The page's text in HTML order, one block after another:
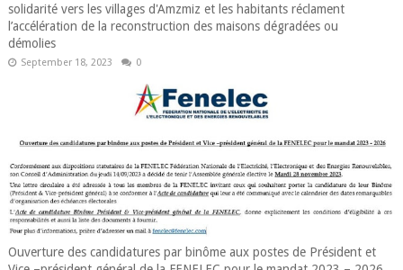
solidarité vers les villages d'Amzmiz et les habitants réclament
l’accélération de la reconstruction des maisons dégradées ou
démolies
September 18, 2023 0
Ouverture des candidatures par binôme aux postes de Président et